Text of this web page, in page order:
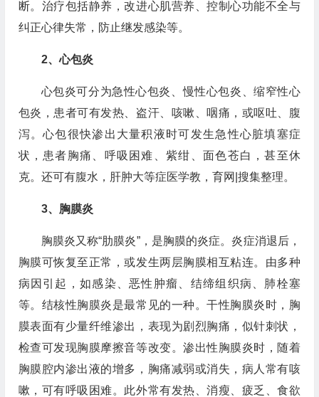
断。治疗包括静养，改进心肌营养、控制心功能不全与
纠正心律失常，防止继发感染等。
2、心包炎
心包炎可分为急性心包炎、慢性心包炎、缩窄性心
包炎，患者可有发热、盗汗、咳嗽、咽痛，或呕吐、腹
泻。心包很快渗出大量积液时可发生急性心脏填塞症
状，患者胸痛、呼吸困难、紫绀、面色苍白，甚至休
克。还可有腹水，肝肿大等症医学教，育网|搜集整理。
3、胸膜炎
胸膜炎又称“肋膜炎”，是胸膜的炎症。炎症消退后，
胸膜可恢复至正常，或发生两层胸膜相互粘连。由多种
病因引起，如感染、恶性肿瘤、结缔组织病、肺栓塞
等。结核性胸膜炎是最常见的一种。干性胸膜炎时，胸
膜表面有少量纤维渗出，表现为剧烈胸痛，似针刺状，
检查可发现胸膜摩擦音等改变。渗出性胸膜炎时，随着
胸膜腔内渗出液的增多，胸痛减弱或消失，病人常有咳
嗽，可有呼吸困难。此外常有发热、消瘦、疲乏、食欲